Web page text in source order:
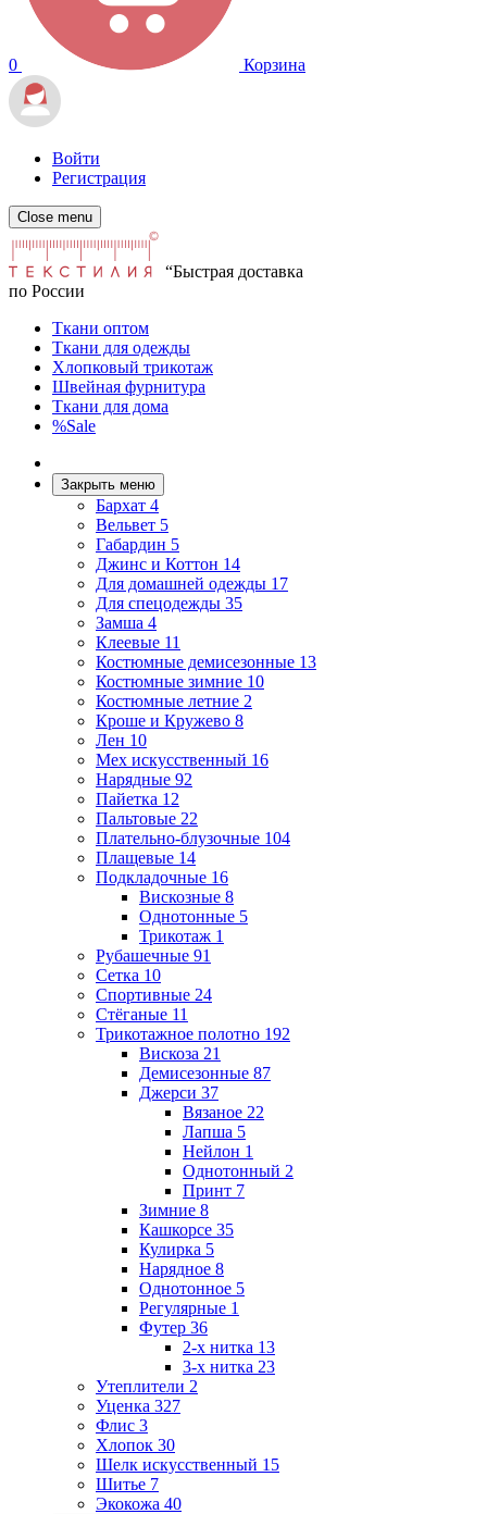
0 Корзина
Войти
Регистрация
Close menu
“Быстрая доставка
по России
Ткани оптом
Ткани для одежды
Хлопковый трикотаж
Швейная фурнитура
Ткани для дома
%Sale
Закрыть меню
Бархат 4
Вельвет 5
Габардин 5
Джинс и Коттон 14
Для домашней одежды 17
Для спецодежды 35
Замша 4
Клеевые 11
Костюмные демисезонные 13
Костюмные зимние 10
Костюмные летние 2
Кроше и Кружево 8
Лен 10
Мех искусственный 16
Нарядные 92
Пайетка 12
Пальтовые 22
Плательно-блузочные 104
Плащевые 14
Подкладочные 16
Вискозные 8
Однотонные 5
Трикотаж 1
Рубашечные 91
Сетка 10
Спортивные 24
Стёганые 11
Трикотажное полотно 192
Вискоза 21
Демисезонные 87
Джерси 37
Вязаное 22
Лапша 5
Нейлон 1
Однотонный 2
Принт 7
Зимние 8
Кашкорсе 35
Кулирка 5
Нарядное 8
Однотонное 5
Регулярные 1
Футер 36
2-х нитка 13
3-х нитка 23
Утеплители 2
Уценка 327
Флис 3
Хлопок 30
Шелк искусственный 15
Шитье 7
Экокожа 40